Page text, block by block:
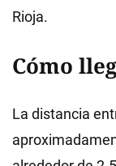
Rioja.
Cómo
La distancia